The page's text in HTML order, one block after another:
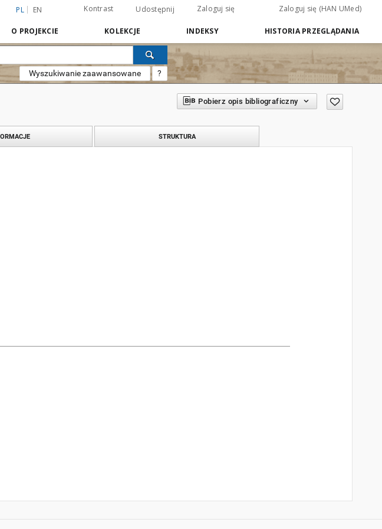
PL EN Kontrast Udostępnij Zaloguj się Zaloguj się (HAN UMed)
O PROJEKCIE KOLEKCJE INDEKSY HISTORIA PRZEGLĄDANIA
Wyszukiwanie zaawansowane ?
Pobierz opis bibliograficzny
STRUKTURA